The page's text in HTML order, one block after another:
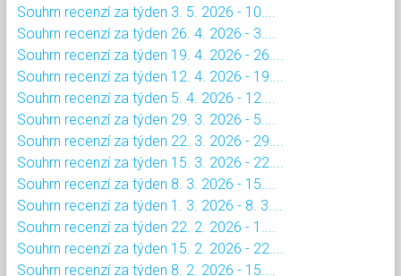
Souhrn recenzí za týden 3. 5. 2026 - 10....
Souhrn recenzí za týden 26. 4. 2026 - 3....
Souhrn recenzí za týden 19. 4. 2026 - 26....
Souhrn recenzí za týden 12. 4. 2026 - 19....
Souhrn recenzí za týden 5. 4. 2026 - 12....
Souhrn recenzí za týden 29. 3. 2026 - 5....
Souhrn recenzí za týden 22. 3. 2026 - 29....
Souhrn recenzí za týden 15. 3. 2026 - 22....
Souhrn recenzí za týden 8. 3. 2026 - 15....
Souhrn recenzí za týden 1. 3. 2026 - 8. 3....
Souhrn recenzí za týden 22. 2. 2026 - 1....
Souhrn recenzí za týden 15. 2. 2026 - 22....
Souhrn recenzí za týden 8. 2. 2026 - 15....